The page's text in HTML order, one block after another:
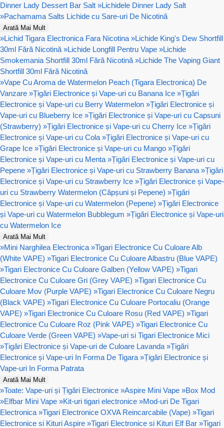
Dinner Lady Dessert Bar Salt »Lichidele Dinner Lady Salt
»Pachamama Salts Lichide cu Sare-uri De Nicotină
Arată Mai Mult
»Lichid Tigara Electronica Fara Nicotina »Lichide King's Dew Shortfill
30ml Fără Nicotină »Lichide Longfill Pentru Vape »Lichide
Smokemania Shortfill 30ml Fără Nicotină »Lichide The Vaping Giant
Shortfill 30ml Fără Nicotină
»Vape Cu Aroma de Watermelon Peach (Tigara Electronica) De
Vanzare »Țigări Electronice și Vape-uri cu Banana Ice »Țigări
Electronice și Vape-uri cu Berry Watermelon »Țigări Electronice și
Vape-uri cu Blueberry Ice »Țigări Electronice și Vape-uri cu Capsuni
(Strawberry) »Țigări Electronice și Vape-uri cu Cherry Ice »Țigări
Electronice și Vape-uri cu Cola »Țigări Electronice și Vape-uri cu
Grape Ice »Țigări Electronice și Vape-uri cu Mango »Țigări
Electronice și Vape-uri cu Menta »Țigări Electronice și Vape-uri cu
Pepene »Țigări Electronice și Vape-uri cu Strawberry Banana »Țigări
Electronice și Vape-uri cu Strawberry Ice »Țigări Electronice și Vape-
uri cu Strawberry Watermelon (Căpșuni și Pepene) »Țigări
Electronice și Vape-uri cu Watermelon (Pepene) »Țigări Electronice
și Vape-uri cu Watermelon Bubblegum »Țigări Electronice și Vape-uri
cu Watermelon Ice
Arată Mai Mult
»Mini Narghilea Electronica »Tigari Electronice Cu Culoare Alb
(White VAPE) »Tigari Electronice Cu Culoare Albastru (Blue VAPE)
»Tigari Electronice Cu Culoare Galben (Yellow VAPE) »Tigari
Electronice Cu Culoare Gri (Grey VAPE) »Tigari Electronice Cu
Culoare Mov (Purple VAPE) »Tigari Electronice Cu Culoare Negru
(Black VAPE) »Tigari Electronice Cu Culoare Portocaliu (Orange
VAPE) »Tigari Electronice Cu Culoare Rosu (Red VAPE) »Tigari
Electronice Cu Culoare Roz (Pink VAPE) »Tigari Electronice Cu
Culoare Verde (Green VAPE) »Vape-uri si Tigari Electronice Mici
»Țigări Electronice și Vape-uri de Culoare Lavanda »Țigări
Electronice și Vape-uri In Forma De Tigara »Țigări Electronice și
Vape-uri In Forma Patrata
Arată Mai Mult
»Toate: Vape-uri și Țigări Electronice »Aspire Mini Vape »Box Mod
»Elfbar Mini Vape »Kit-uri tigari electronice »Mod-uri De Tigari
Electronica »Tigari Electronice OXVA Reincarcabile (Vape) »Tigari
Electronice si Kituri Aspire »Tigari Electronice si Kituri Elf Bar »Tigari